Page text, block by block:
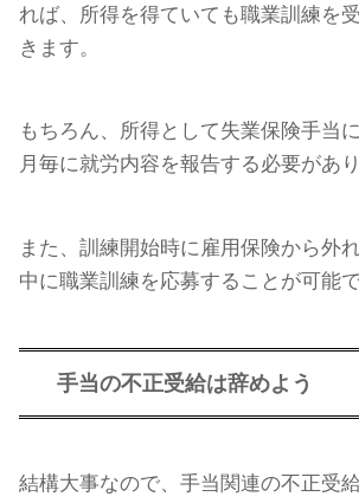
れば、所得を得ていても職業訓練を
きます。
もちろん、所得として失業保険手当
月毎に就労内容を報告する必要があり
また、訓練開始時に雇用保険から外
中に職業訓練を応募することが可能で
手当の不正受給は辞めよう
結構大事なので、手当関連の不正受